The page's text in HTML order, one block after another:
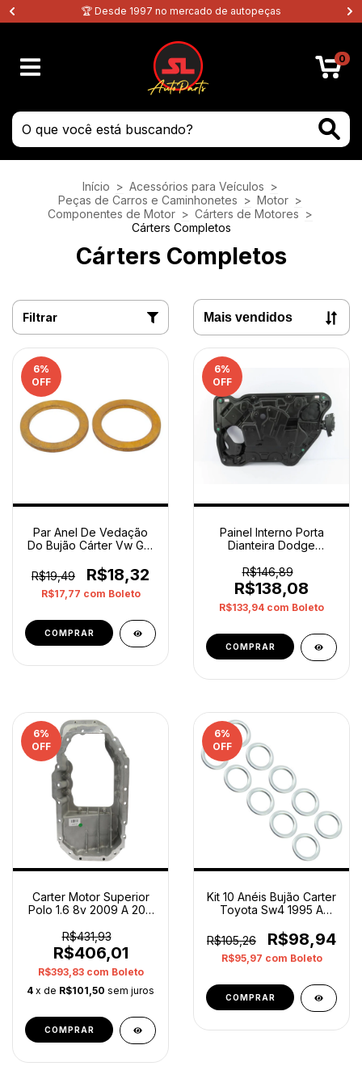
🏆 Desde 1997 no mercado de autopeças
0
Início > Acessórios para Veículos >
Peças de Carros e Caminhonetes > Motor >
Componentes de Motor > Cárters de Motores >
Cárters Completos
Cárters Completos
Filtrar
6%
OFF
Par Anel De Vedação
Do Bujão Cárter Vw Gol
R$19,49
R$18,32
R$17,77 com Boleto
6%
OFF
Painel Interno Porta
Dianteira Dodge
Esquerdo
R$146,89
R$138,08
R$133,94 com Boleto
6%
OFF
Carter Motor Superior
Polo 1.6 8v 2009 A 2011
R$431,93
R$406,01
R$393,83 com Boleto
4 x de R$101,50 sem juros
6%
OFF
Kit 10 Anéis Bujão Carter
Toyota Sw4 1995 A
R$105,26
R$98,94
R$95,97 com Boleto